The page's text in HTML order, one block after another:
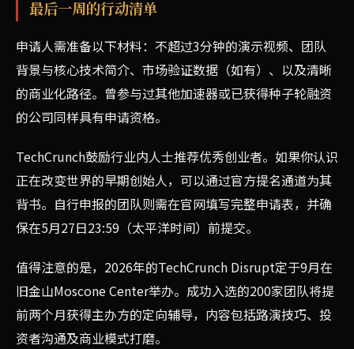
最后一周的行动清单
申请人需准备以下材料：不超过3分钟的演示视频、团队
背景与核心技术简介、市场验证数据（如有）、以及清晰
的商业化路径。曾参与过其他加速器或已获得种子轮融资
的公司同样具有申请资格。
TechCrunch鼓励行业内人士推荐优秀创业者。如果你认识
正在改变世界的早期创始人，可以通过官方提名通道为其
背书。自行申报的团队则需在官网填写完整申请表，并确
保在5月27日23:59（太平洋时间）前提交。
值得注意的是，2026年的TechCrunch Disrupt定于9月在
旧金山Moscone Center举办。成功入选的200家团队将提
前两个月获得主办方的定向辅导，内容包括路演技巧、投
资者沟通及商业模式打磨。